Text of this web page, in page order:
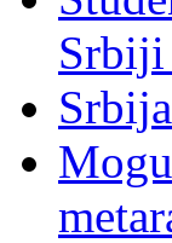
Srbiji